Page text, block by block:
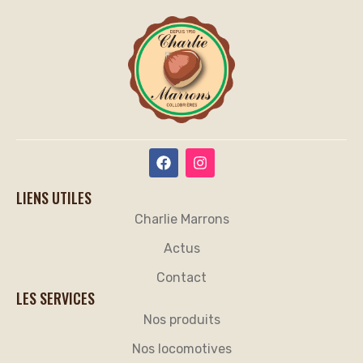
LIENS UTILES
Charlie Marrons
Actus
Contact
LES SERVICES
Nos produits
Nos locomotives